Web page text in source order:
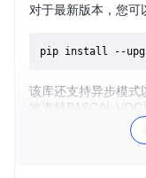
对于最新版本，您可
该库还支持异步模式
地支持PASCAL
例代码中，我们可
在不同IoU阈值下计